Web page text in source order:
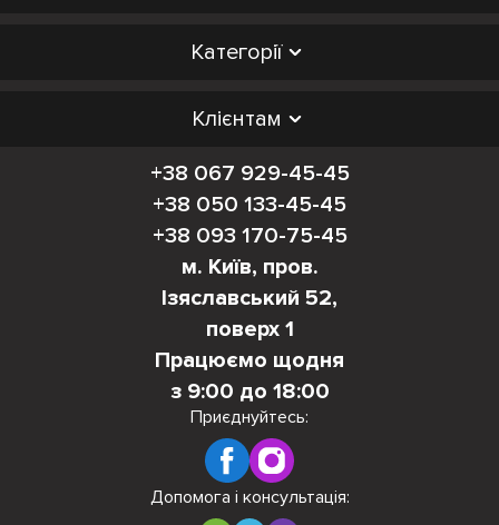
Категорії
Клієнтам
+38 067 929-45-45
+38 050 133-45-45
+38 093 170-75-45
м. Київ, пров.
Ізяславський 52,
поверх 1
Працюємо щодня
з 9:00 до 18:00
Приєднуйтесь:
Допомога і консультація: